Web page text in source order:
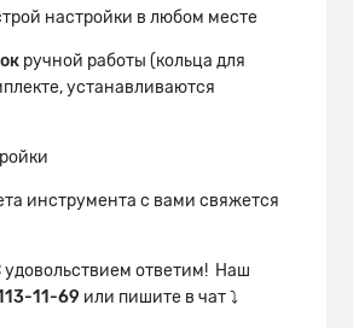
настройки в любом месте
ручной работы (кольца для
устанавливаются
инструмента с вами свяжется
удовольствием ответим! Наш
11-69 или пишите в чат ⤵